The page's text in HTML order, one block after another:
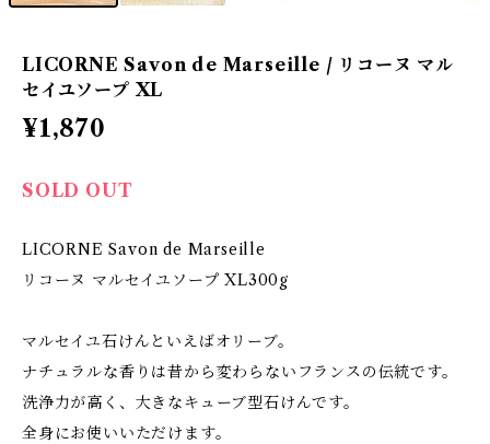
LICORNE Savon de Marseille / リコーヌ マル
セイユソープ XL
¥1,870
SOLD OUT
LICORNE Savon de Marseille
リコーヌ マルセイユソープ XL300g
マルセイユ石けんといえばオリーブ。
ナチュラルな香りは昔から変わらないフランスの伝統です。
洗浄力が高く、大きなキューブ型石けんです。
全身にお使いいただけます。